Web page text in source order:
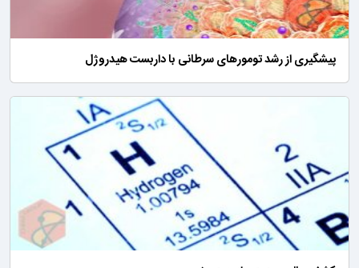
پیشگیری از رشد تومورهای سرطانی با داربست هیدروژل